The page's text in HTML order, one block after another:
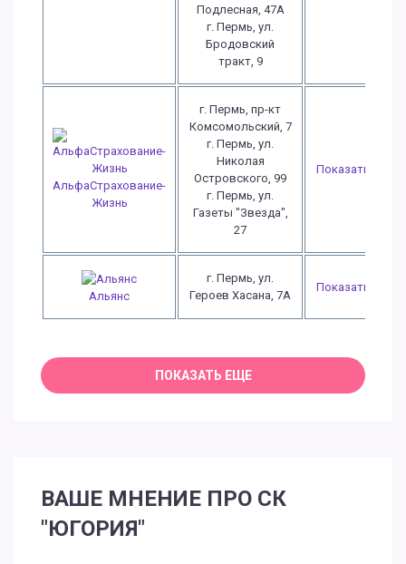
Подлесная, 47А
г. Пермь, ул.
Бродовский
тракт, 9
АльфаСтрахование-
Жизнь
г. Пермь, пр-кт
Комсомольский, 7
г. Пермь, ул.
Николая
Островского, 99
г. Пермь, ул.
Газеты "Звезда",
27
Показать
Альянс
г. Пермь, ул.
Героев Хасана, 7А
Показать
ВАШЕ МНЕНИЕ ПРО СК
"ЮГОРИЯ"